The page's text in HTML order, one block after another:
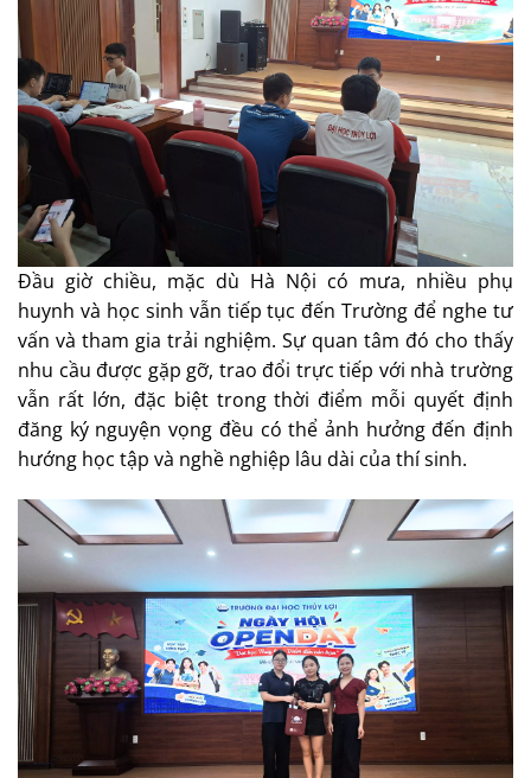
Đầu giờ chiều, mặc dù Hà Nội có mưa, nhiều phụ
huynh và học sinh vẫn tiếp tục đến Trường để nghe tư
vấn và tham gia trải nghiệm. Sự quan tâm đó cho thấy
nhu cầu được gặp gỡ, trao đổi trực tiếp với nhà trường
vẫn rất lớn, đặc biệt trong thời điểm mỗi quyết định
đăng ký nguyện vọng đều có thể ảnh hưởng đến định
hướng học tập và nghề nghiệp lâu dài của thí sinh.